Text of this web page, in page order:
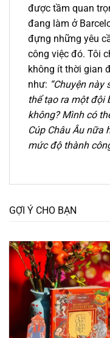
được tầm quan
đang làm ở
đựng những yêu
công việc đó. Tôi
không ít thời gian
như: “Chuyện
thể tạo ra một đội
không? Mình có
Cúp Châu Âu nữa
mức độ thành
GỢI Ý CHO BẠN